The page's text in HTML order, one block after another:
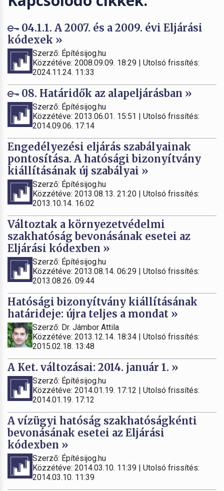
04.1.1. A 2007. és a 2009. évi Eljárási
kódexek »
Szerző: Építésijog.hu
Közzétéve: 2008.09.09. 18:29 | Utolsó frissítés:
2024.11.24. 11:33
08. Határidők az alapeljárásban »
Szerző: Építésijog.hu
Közzétéve: 2013.06.01. 15:51 | Utolsó frissítés:
2014.09.06. 17:14
Engedélyezési eljárás szabályainak
pontosítása. A hatósági bizonyítvány
kiállításának új szabályai »
Szerző: Építésijog.hu
Közzétéve: 2013.08.13. 21:20 | Utolsó frissítés:
2013.10.14. 16:02
Változtak a környezetvédelmi
szakhatóság bevonásának esetei az
Eljárási kódexben »
Szerző: Építésijog.hu
Közzétéve: 2013.08.14. 06:29 | Utolsó frissítés:
2013.08.26. 09:44
Hatósági bizonyítvány kiállításának
határideje: újra teljes a mondat »
Szerző: Dr. Jámbor Attila
Közzétéve: 2013.12.14. 18:34 | Utolsó frissítés:
2015.02.18. 13:48
A Ket. változásai: 2014. január 1. »
Szerző: Építésijog.hu
Közzétéve: 2014.01.19. 17:12 | Utolsó frissítés:
2014.01.19. 17:12
A vízügyi hatóság szakhatóságkénti
bevonásának esetei az Eljárási
kódexben »
Szerző: Építésijog.hu
Közzétéve: 2014.03.10. 11:39 | Utolsó frissítés:
2014.03.10. 11:39